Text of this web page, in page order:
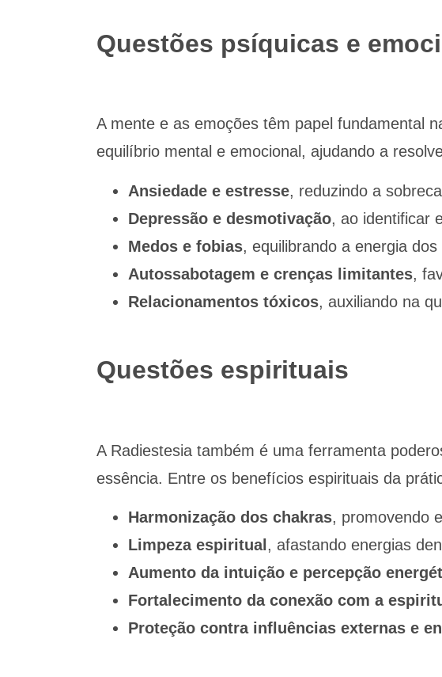
Questões psíquicas e
A mente e as emoções têm papel fundamental
equilíbrio mental e emocional, ajudando a
Ansiedade e estresse, reduzindo a
Depressão e desmotivação, ao identificar
Medos e fobias, equilibrando a energia
Autossabotagem e crenças limitantes,
Relacionamentos tóxicos, auxiliando na
Questões espirituais
A Radiestesia também é uma ferramenta
essência. Entre os benefícios espirituais da
Harmonização dos chakras, promovendo
Limpeza espiritual , afastando energias
Aumento da intuição e percepção
Fortalecimento da conexão com a
Proteção contra influências externas e